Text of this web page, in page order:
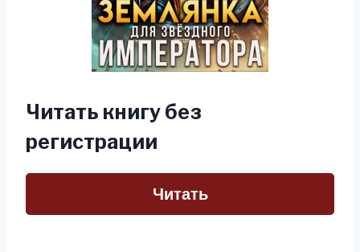
Читать книгу без
регистрации
Читать